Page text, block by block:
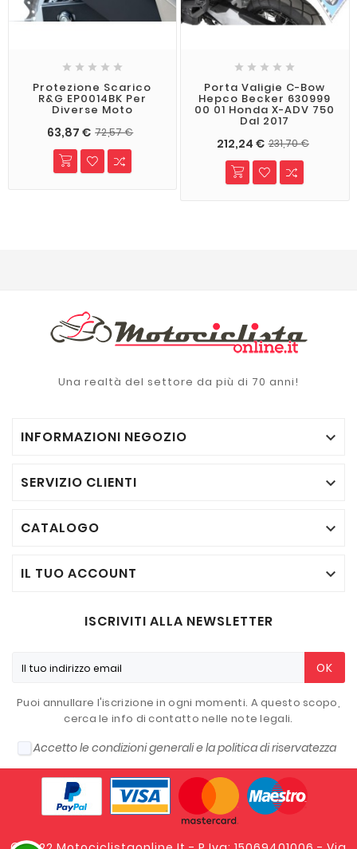
    
Protezione Scarico
R&G EP0014BK Per
Diverse Moto
63,87 € 72,57 €
    
Porta Valigie C-Bow
Hepco Becker 630999
00 01 Honda X-ADV 750
Dal 2017
212,24 € 231,70 €
Una realtà del settore da più di 70 anni!
INFORMAZIONI NEGOZIO 
SERVIZIO CLIENTI 
CATALOGO 
IL TUO ACCOUNT 
ISCRIVITI ALLA NEWSLETTER
OK
Puoi annullare l'iscrizione in ogni momenti. A questo scopo,
cerca le info di contatto nelle note legali.
Accetto le condizioni generali e la politica di riservatezza